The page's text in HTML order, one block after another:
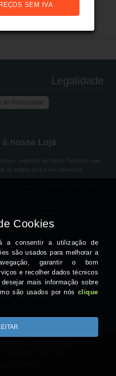
SEM IVA
Legalidade
de Privacidade
nossa Loja
originário da Temos Talentos, mais
de artigos para o que necessita.
aqui para si
Seguro